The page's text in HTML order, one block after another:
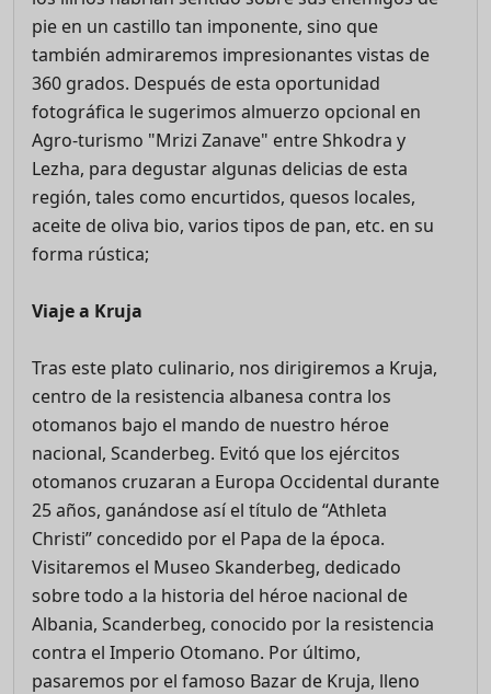
pie en un castillo tan imponente, sino que
también admiraremos impresionantes vistas de
360 grados. Después de esta oportunidad
fotográfica le sugerimos almuerzo opcional en
Agro-turismo "Mrizi Zanave" entre Shkodra y
Lezha, para degustar algunas delicias de esta
región, tales como encurtidos, quesos locales,
aceite de oliva bio, varios tipos de pan, etc. en su
forma rústica;
Viaje a Kruja
Tras este plato culinario, nos dirigiremos a Kruja,
centro de la resistencia albanesa contra los
otomanos bajo el mando de nuestro héroe
nacional, Scanderbeg. Evitó que los ejércitos
otomanos cruzaran a Europa Occidental durante
25 años, ganándose así el título de “Athleta
Christi” concedido por el Papa de la época.
Visitaremos el Museo Skanderbeg, dedicado
sobre todo a la historia del héroe nacional de
Albania, Scanderbeg, conocido por la resistencia
contra el Imperio Otomano. Por último,
pasaremos por el famoso Bazar de Kruja, lleno